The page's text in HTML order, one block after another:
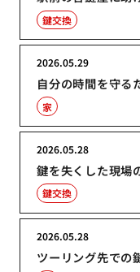
鍵交換
自分の時間を守る
2026.05.29
家
鍵を失くした現場
2026.05.28
鍵交換
ツーリング先での
2026.05.28